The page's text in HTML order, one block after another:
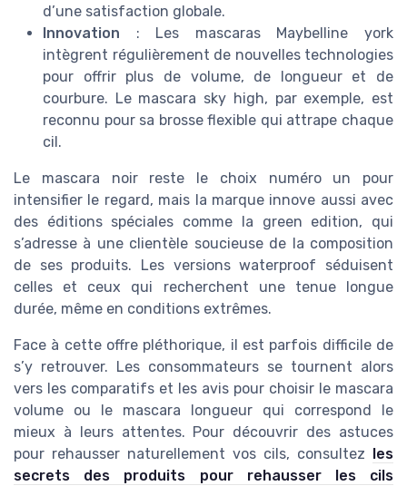
d’une satisfaction globale.
Innovation : Les mascaras Maybelline york
intègrent régulièrement de nouvelles technologies
pour offrir plus de volume, de longueur et de
courbure. Le mascara sky high, par exemple, est
reconnu pour sa brosse flexible qui attrape chaque
cil.
Le mascara noir reste le choix numéro un pour
intensifier le regard, mais la marque innove aussi avec
des éditions spéciales comme la green edition, qui
s’adresse à une clientèle soucieuse de la composition
de ses produits. Les versions waterproof séduisent
celles et ceux qui recherchent une tenue longue
durée, même en conditions extrêmes.
Face à cette offre pléthorique, il est parfois difficile de
s’y retrouver. Les consommateurs se tournent alors
vers les comparatifs et les avis pour choisir le mascara
volume ou le mascara longueur qui correspond le
mieux à leurs attentes. Pour découvrir des astuces
pour rehausser naturellement vos cils, consultez les
secrets des produits pour rehausser les cils